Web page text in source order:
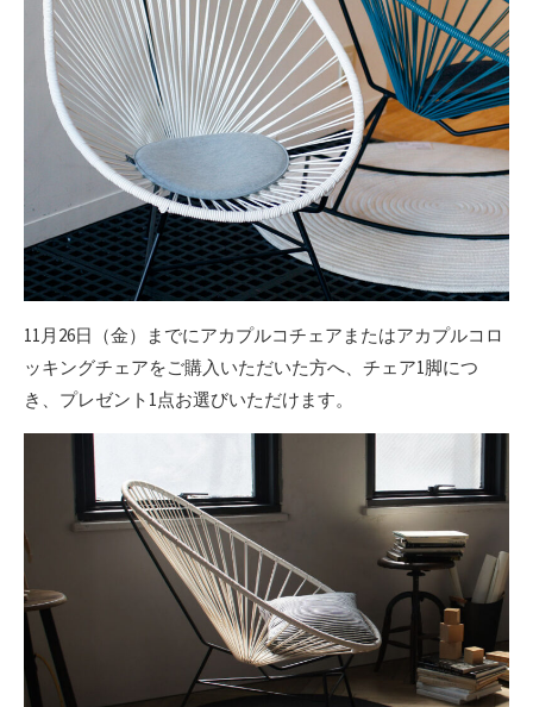
11月26日（金）までにアカプルコチェアまたはアカプルコロ
ッキングチェアをご購入いただいた方へ、チェア1脚につ
き、プレゼント1点お選びいただけます。